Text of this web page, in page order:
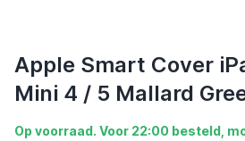
Apple Smart Cover
Mini 4 / 5 Mallard
Op voorraad. Voor 22:00 besteld,